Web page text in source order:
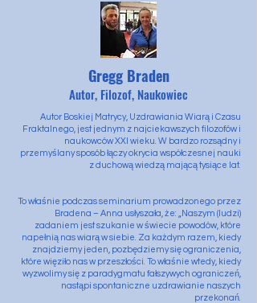
Gregg Braden
Autor, Filozof, Naukowiec
Autor Boskiej Matrycy, Uzdrawiania Wiarą i Czasu
Fraktalnego, jest jednym z najciekawszych filozofów i
naukowców XXI wieku. W bardzo rozsądny i
przemyślany sposób łączy okrycia współczesnej nauki
z duchową wiedzą mającą tysiące lat.
To właśnie podczas seminarium prowadzonego przez
Bradena – Anna usłyszała, że: „Naszym (ludzi)
zadaniem jest szukanie w świecie powodów, które
napełnią nas wiarą w siebie. Za każdym razem, kiedy
znajdziemy jeden, pozbędziemy się ograniczenia,
które więziło nas w przeszłości. To właśnie wtedy, kiedy
wyzwolimy się z paradygmatu fałszywych ograniczeń,
nastąpi spontaniczne uzdrawianie naszych
przekonań.